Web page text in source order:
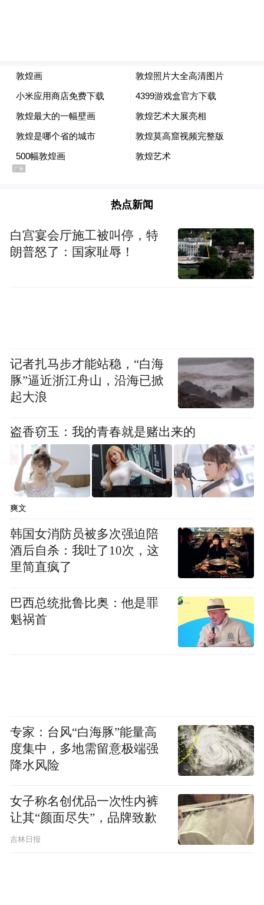
料。
此次展览分为“从前车马慢有驿站”“烟火升处
加餐饭”“穿衣打扮宜用心”“赏心乐事多雅趣”
“此心安处是吾家”等部分，详尽展现古人的
出行交游、宴饮美食、畜牧耕作、制衣装
扮、游艺娱乐等生活细节。展厅末尾处还特
朝名臣左宗棠曾调任陕甘总督，任职期间秉
公执法，发展农牧业，还开展大规模植树“绿
化”活动，帮助百姓安居乐业，“左公柳”照拂
观众参观展览 长沙博物馆供图
展品中有画像砖65件，最引人瞩目的要数驿
书的灵动场景，是中国已发现最早的邮驿制
度图像资料。画像砖中还有很多有趣的场
景，如进食图、切肉图、宰羊图、厨房图、
为了增强展览的趣味性和互动性，展厅内还
设计了不少互动装置，观众可以通过让古人
魏晋人来一场生活对话。
本次展览由长沙市文化旅游广电局主办，将
热点新闻
白宫宴会厅施工被叫停，特
朗普怒了：国家耻辱！
记者扎马步才能站稳，“白海
豚”逼近浙江舟山，沿海已掀
起大浪
盗香窃玉：我的青春就是赌出来的
爽文
韩国女消防员被多次强迫陪
酒后自杀：我吐了10次，这
里简直疯了
巴西总统批鲁比奥：他是罪
魁祸首
专家：台风“白海豚”能量高
度集中，多地需留意极端强
降水风险
女子称名创优品一次性内裤
让其“颜面尽失”，品牌致歉
吉林日报